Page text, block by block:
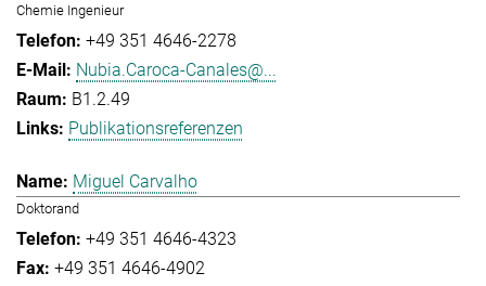
Chemie Ingenieur
+49 351 4646-2278
Nubia.Caroca-Canales@...
B1.2.49
Publikationsreferenzen
Miguel Carvalho
Doktorand
+49 351 4646-4323
+49 351 4646-4902